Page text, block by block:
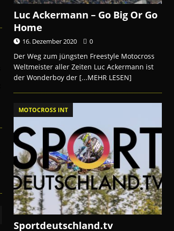
Luc Ackermann – Go Big Or Go
Home
16. Dezember 2020 0
Der Weg zum jüngsten Freestyle Motocross
Weltmeister aller Zeiten Luc Ackermann ist
der Wonderboy der [...MEHR LESEN]
MOTOCROSS INT
Sportdeutschland.tv